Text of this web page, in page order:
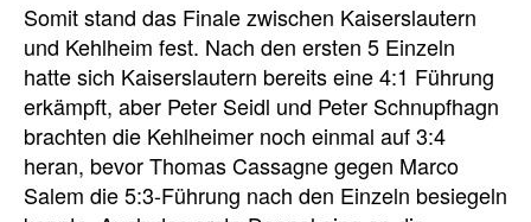
Somit stand das Finale zwischen Kaiserslautern
und Kehlheim fest. Nach den ersten 5 Einzeln
hatte sich Kaiserslautern bereits eine 4:1 Führung
erkämpft, aber Peter Seidl und Peter Schnupfhagn
brachten die Kehlheimer noch einmal auf 3:4
heran, bevor Thomas Cassagne gegen Marco
Salem die 5:3-Führung nach den Einzeln besiegeln